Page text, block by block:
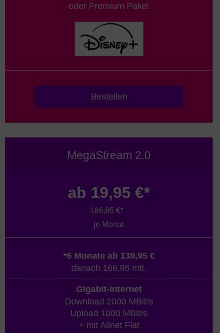
oder Premium Paket
Bestellen
MegaStream 2.0
ab 19,95 €*
166,95 €*
je Monat
*6 Monate ab 139,95 €
danach 166,95 mtl.
Gigabit-Internet
Download 2000 MBit/s
Upload 1000 MBit/s
+ mit Allnet Flat